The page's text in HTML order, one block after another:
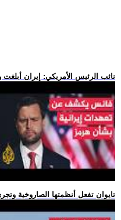
.. نائب الرئيس الأمريكي: إيران
.. تايوان تفعل أنظمتها الصاروخية